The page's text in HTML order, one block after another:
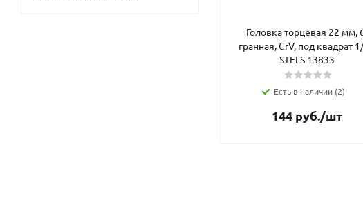
Головка торцевая 22 мм,
гранная, CrV, под квадрат
STELS 13833
Есть в наличии (2)
144руб./шт